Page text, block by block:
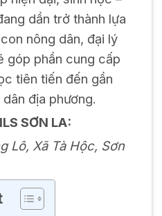
dần trở thành lựa
nông dân, đại lý
góp phần cung cấp
tiên tiến đến gần
địa phương.
SƠN LA:
Lô, Xã Tà Hộc, Sơn